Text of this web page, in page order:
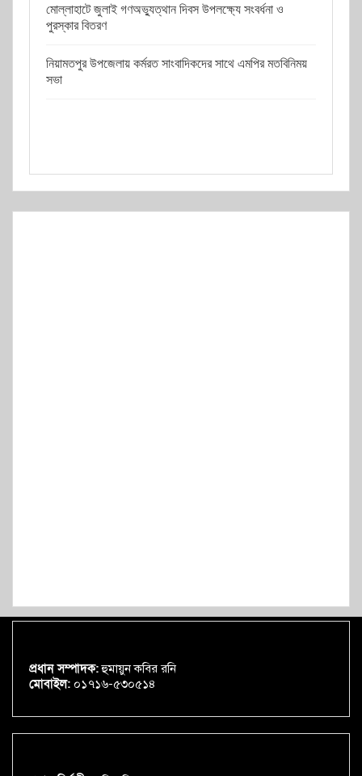
মোল্লাহাটে জুলাই গণঅভ্যুত্থান দিবস উপলক্ষ্যে সংবর্ধনা ও
পুরস্কার বিতরণ
নিয়ামতপুর উপজেলায় কর্মরত সাংবাদিকদের সাথে এমপির মতবিনিময়
সভা
প্রধান সম্পাদক:হুমায়ুন কবির রনি
মোবাইল: ০১৭১৬-৫৩০৫১৪